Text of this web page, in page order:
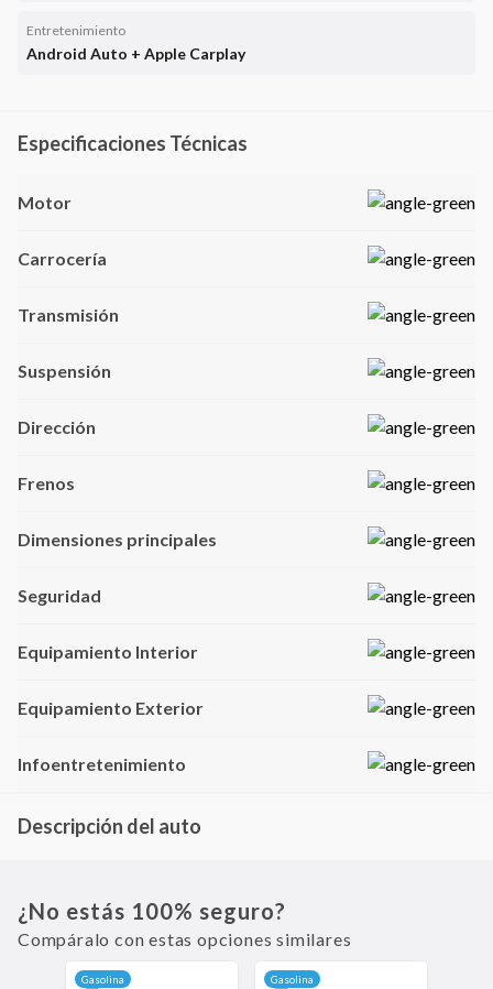
Entretenimiento
Android Auto + Apple Carplay
Especificaciones Técnicas
Motor
Carrocería
Transmisión
Suspensión
Dirección
Frenos
Dimensiones principales
Seguridad
Equipamiento Interior
Equipamiento Exterior
Infoentretenimiento
Descripción del auto
conducción suave y económica.
¿No estás 100% seguro?
Compáralo con estas opciones similares
Gasolina Gasolina